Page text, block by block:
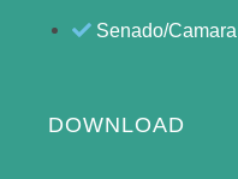
Senado/Camara
DOWNLOAD